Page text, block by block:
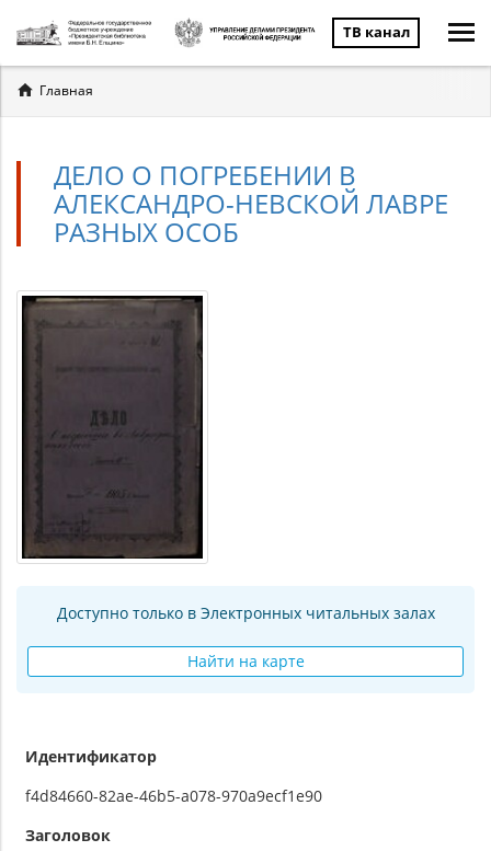
ТВ канал
Вы
здесь
Главная
ДЕЛО О ПОГРЕБЕНИИ В
АЛЕКСАНДРО-НЕВСКОЙ ЛАВРЕ
РАЗНЫХ ОСОБ
Доступно только в Электронных читальных залах
Найти на карте
Идентификатор
f4d84660-82ae-46b5-a078-970a9ecf1e90
Заголовок